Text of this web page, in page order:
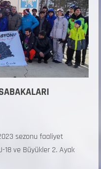
sezonu faaliyet
18 ve Büyükler 2. Ayak